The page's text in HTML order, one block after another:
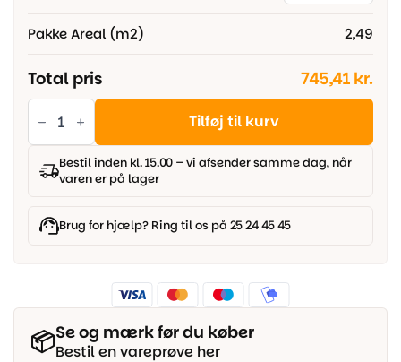
Pakke Areal (m2) 2,49
Total pris 745,41 kr.
Parador
Modular
-
Cross
Cut
original
antal
Tilføj til kurv
Bestil inden kl. 15.00 – vi afsender samme dag, når
varen er på lager
Brug for hjælp? Ring til os på 25 24 45 45
📦Se og mærk før du køber
Bestil en vareprøve her